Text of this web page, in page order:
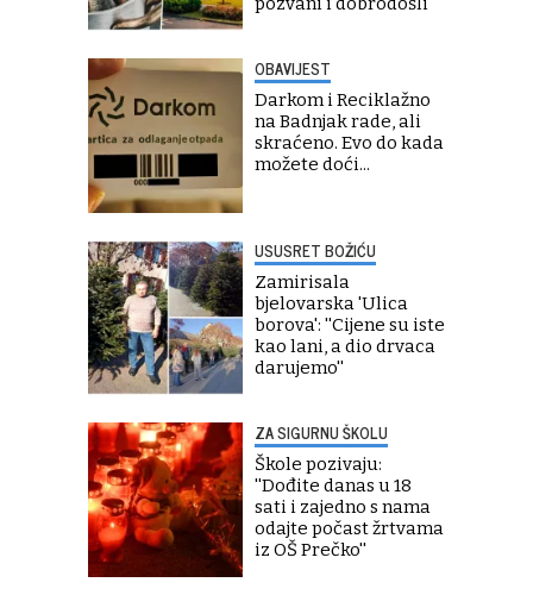
OBAVIJEST
Darkom i Reciklažno
na Badnjak rade, ali
skraćeno. Evo do kada
možete doći...
USUSRET BOŽIĆU
Zamirisala
bjelovarska 'Ulica
borova': ''Cijene su iste
kao lani, a dio drvaca
darujemo''
ZA SIGURNU ŠKOLU
Škole pozivaju:
''Dođite danas u 18
sati i zajedno s nama
odajte počast žrtvama
iz OŠ Prečko''